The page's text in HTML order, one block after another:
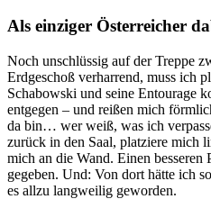
Als einziger Österreicher
Noch unschlüssig auf der Treppe
Erdgeschoß verharrend, muss ich
Schabowski und seine Entourage
entgegen – und reißen mich
da bin… wer weiß, was ich
zurück in den Saal, platziere mich
mich an die Wand. Einen besseren
gegeben. Und: Von dort hätte ich
es allzu langweilig geworden.